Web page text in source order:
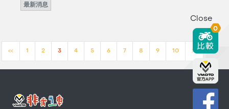
最新消息
<< 1 2 3 4 5 6 7 8 9 10 >>
Close
0